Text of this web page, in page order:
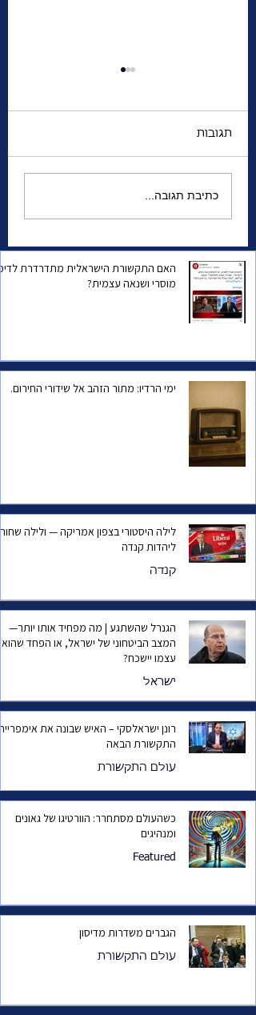
הגברים משדרות מדיסון
תגובות
כתיבת תגובה...
האם התקשורת הישראלית מתדרדרת
מוסרי ושנאה עצמית?
ימי הרדיו: מתור הזהב אל שידורי החירום.
לילה היסטורי בצפון אמריקה — ולילה שחור
ליהדות קנדה
קנדה
הגנרל שהשתגע | מה מפחיד אותו יותר—
המצב הביטחוני של ישראל, או הפחד שהוא
עצמו יישכח?
ישראל
רונן ישראלסקי – האיש שבונה את
התקשורת הבאה
עולם התקשורת
כשהעולם מסתחרר: הוורטיגו של גאונים
ומנהיגים
Featured
הגברים משדרות מדיסון
עולם התקשורת